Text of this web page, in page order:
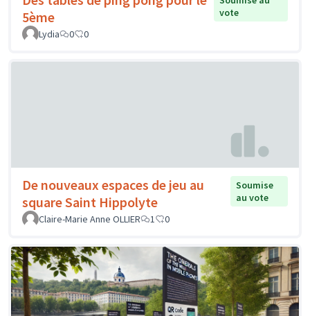
5ème
vote
Lydia
0 0
De nouveaux espaces de jeu au
square Saint Hippolyte
Soumise
au vote
Claire-Marie Anne OLLIER
1 0